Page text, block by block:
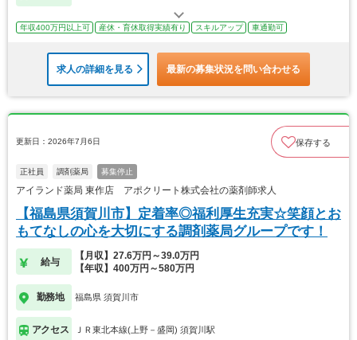
年収400万円以上可 産休・育休取得実績有り スキルアップ 車通勤可
求人の詳細を見る 最新の募集状況を問い合わせる
更新日：2026年7月6日 保存する
正社員 調剤薬局 募集停止
アイランド薬局 東作店 アポクリート株式会社の薬剤師求人
【福島県須賀川市】定着率◎福利厚生充実☆笑顔とお
もてなしの心を大切にする調剤薬局グループです！
給与
【月収】27.6万円～39.0万円
【年収】400万円～580万円
勤務地 福島県 須賀川市
アクセス ＪＲ東北本線(上野－盛岡) 須賀川駅